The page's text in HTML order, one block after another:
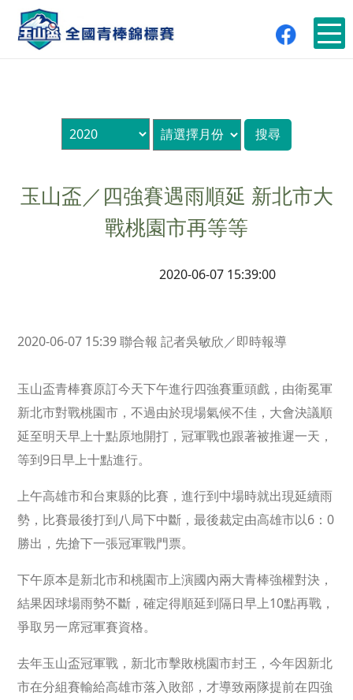
玉山盃／四強賽遇雨順延 新北市大
戰桃園市再等等
2020-06-07 15:39:00
2020-06-07 15:39 聯合報 記者吳敏欣／即時報導
玉山盃青棒賽原訂今天下午進行四強賽重頭戲，由衛冕軍
新北市對戰桃園市，不過由於現場氣候不佳，大會決議順
延至明天早上十點原地開打，冠軍戰也跟著被推遲一天，
等到9日早上十點進行。
上午高雄市和台東縣的比賽，進行到中場時就出現延續雨
勢，比賽最後打到八局下中斷，最後裁定由高雄市以6：0
勝出，先搶下一張冠軍戰門票。
下午原本是新北市和桃園市上演國內兩大青棒強權對決，
結果因球場雨勢不斷，確定得順延到隔日早上10點再戰，
爭取另一席冠軍賽資格。
去年玉山盃冠軍戰，新北市擊敗桃園市封王，今年因新北
市在分組賽輸給高雄市落入敗部，才導致兩隊提前在四強